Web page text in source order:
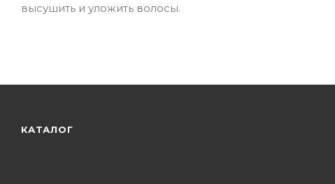
высушить и уложить волосы.
КАТАЛОГ